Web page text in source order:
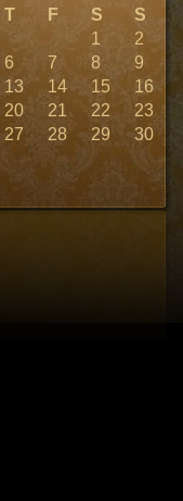
T F S S
1
2
6 7 8
9
13 14 15
16
20 21 22
23
27 28 29
30